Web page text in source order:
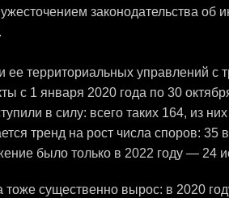
законодательства об
территориальных управлений с
с 1 января 2020 года по 30
в силу: всего таких 164, из них
тренд на рост числа споров: 35
было только в 2022 году — 24
существенно вырос: в 2020